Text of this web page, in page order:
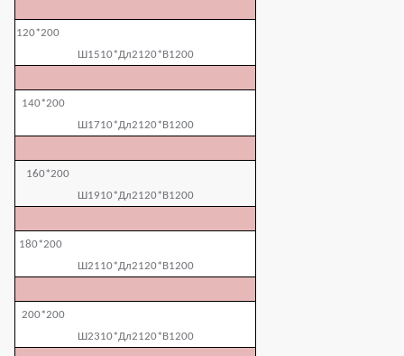
120*200
Ш1510*Дл2120*В1200
140*200
Ш1710*Дл2120*В1200
160*200
Ш1910*Дл2120*В1200
180*200
Ш2110*Дл2120*В1200
200*200
Ш2310*Дл2120*В1200